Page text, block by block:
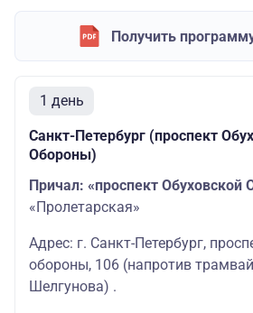
Получить
1 день
Санкт-Петербург (проспект
Обороны)
Причал: «проспект Обуховской
«Пролетарская»
Адрес: г. Санкт-Петербург,
обороны, 106 (напротив
Шелгунова) .